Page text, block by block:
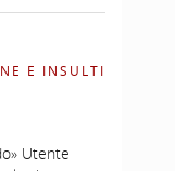
E INSULTI
Utente